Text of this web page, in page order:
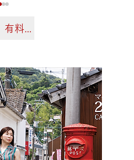
ログイン
有料会員の方はこちらでロ